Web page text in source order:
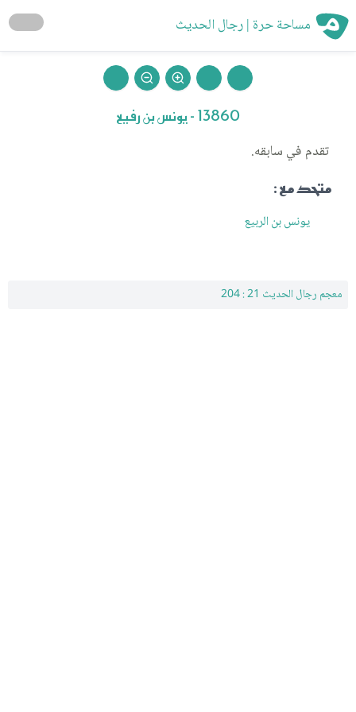
مساحة حرة | رجال الحديث
13860 - يونس بن رفيع
تقدم في سابقه.
متحد مع :
يونس بن الربيع
معجم رجال الحديث 21 : 204